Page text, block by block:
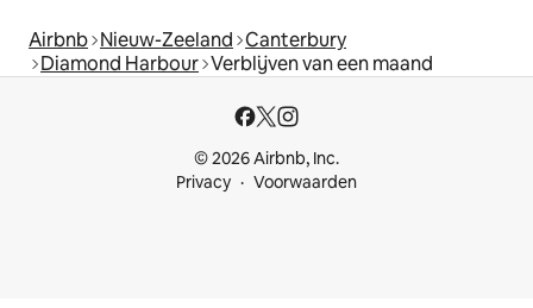
Airbnb Nieuw-Zeeland Canterbury
Diamond Harbour Verblijven van een maand
© 2026 Airbnb, Inc.
Privacy
Voorwaarden